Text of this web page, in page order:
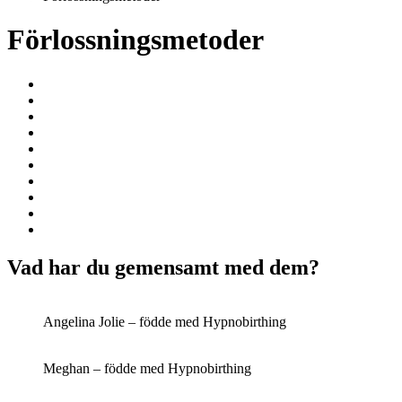
Förlossningsmetoder
Vad har du gemensamt med dem?
Angelina Jolie – födde med Hypnobirthing
Meghan – födde med Hypnobirthing